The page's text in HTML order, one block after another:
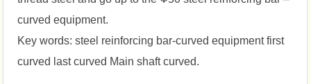
curved equipment.
Key words: steel reinforcing bar-curved equipment first
curved last curved Main shaft curved.